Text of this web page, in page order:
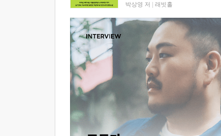
박상영 저 래빗홀